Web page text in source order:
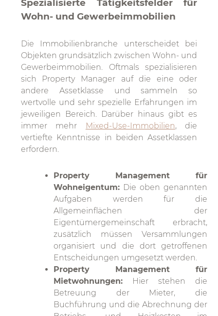
Spezialisierte Tätigkeitsfelder für
Wohn- und Gewerbeimmobilien
Die Immobilienbranche unterscheidet bei
Objekten grundsätzlich zwischen Wohn- und
Gewerbeimmobilien. Oftmals spezialisieren
sich Property Manager auf die eine oder
andere Assetklasse und sammeln so
wertvolle und sehr spezielle Erfahrungen im
jeweiligen Bereich. Darüber hinaus gibt es
immer mehr
Mixed-Use-Immobilien, die
vertiefte Kenntnisse in beiden Assetklassen
erfordern.
Property Management für
Wohneigentum: Die oben genannten
Aufgaben werden für die
Allgemeinflächen der
Eigentümergemeinschaft erbracht,
zusätzlich müssen Versammlungen
organisiert und die dort getroffenen
Entscheidungen umgesetzt werden.
Property Management für
Mietwohnungen: Hier stehen die
Betreuung der Mieter, die
Buchführung und die Abrechnung der